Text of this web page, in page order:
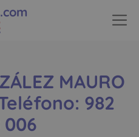
.com
MAURO
982
006